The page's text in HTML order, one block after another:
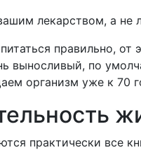
лекарством, а
правильно,
выносливый, по
организм уже к 70
практически все